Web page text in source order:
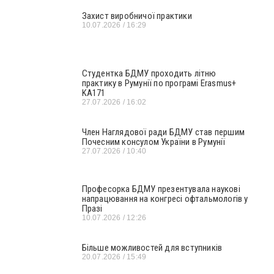
Захист виробничої практики
10.07.2026 16:29
Студентка БДМУ проходить літню
практику в Румунії по програмі Erasmus+
KA171
27.07.2026 16:02
Член Наглядової ради БДМУ став першим
Почесним консулом України в Румунії
27.07.2026 10:40
Професорка БДМУ презентувала наукові
напрацювання на конгресі офтальмологів у
Празі
10.07.2026 12:26
Більше можливостей для вступників
20.07.2026 15:49